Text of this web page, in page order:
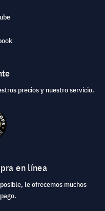
precios y nuestro servicio.
en línea
le ofrecemos muchos